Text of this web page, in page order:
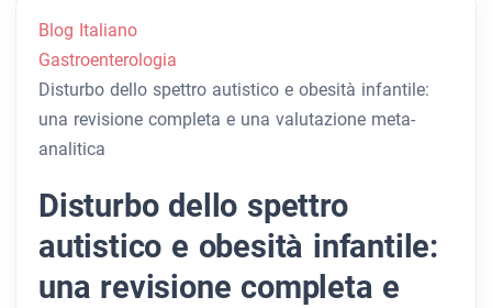
Blog Italiano
Gastroenterologia
Disturbo dello spettro autistico e obesità infantile:
una revisione completa e una valutazione meta-
analitica
Disturbo dello spettro
autistico e obesità infantile:
una revisione completa e